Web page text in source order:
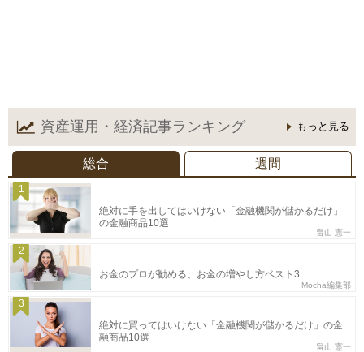
資産運用・経済記事ランキング もっと見る
総合 週間
1
絶対に手を出してはいけない「金融機関が儲かるだけ」
の金融商品10選
畠山 憲一
2
お金のプロが勧める、お金の増やし方ベスト3
Mocha編集部
3
絶対に買ってはいけない「金融機関が儲かるだけ」の金
融商品10選
畠山 憲一